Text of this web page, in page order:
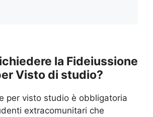
la Fideiussione
Visto di studio?
per visto studio è obbligatoria
extracomunitari che